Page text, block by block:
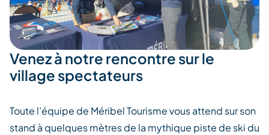
Venez à notre rencontre sur le
village spectateurs
Toute l’équipe de Méribel Tourisme vous attend sur son
stand à quelques mètres de la mythique piste de ski du